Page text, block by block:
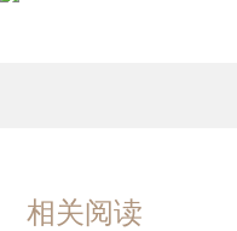
相关阅读